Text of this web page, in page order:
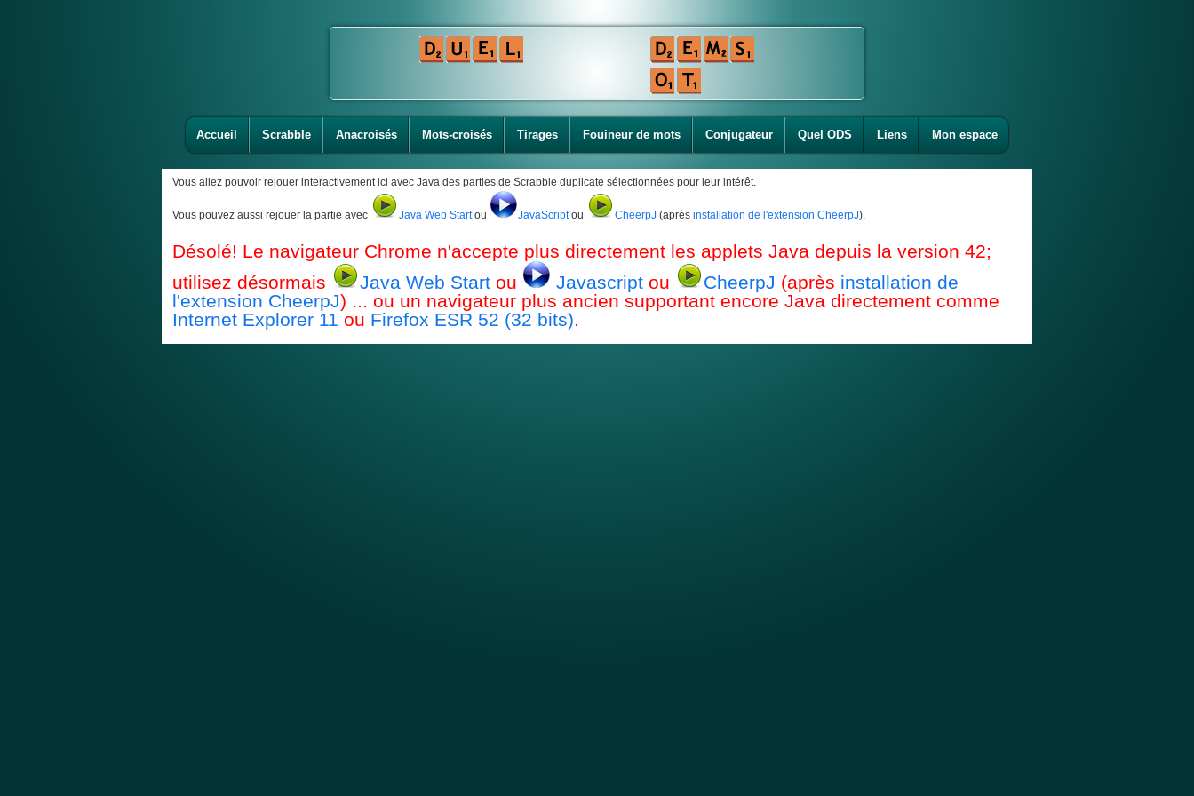
Accueil Scrabble Anacroisés Mots-croisés Tirages Fouineur de mots Conjugateur Quel ODS Liens Mon espace
Vous allez pouvoir rejouer interactivement ici avec Java des parties de Scrabble duplicate sélectionnées pour leur intérêt.
Vous pouvez aussi rejouer la partie avec Java Web Startou JavaScriptou CheerpJ (après installation de l'extension CheerpJ).
Désolé! Le navigateur Chrome n'accepte plus directement les applets Java depuis la version 42;
utilisez désormais
Java Web Start ou Javascript ou CheerpJ (après installation de
l'extension CheerpJ) ... ou un navigateur plus ancien supportant encore Java directement comme
Internet Explorer 11 ou Firefox ESR 52 (32 bits).